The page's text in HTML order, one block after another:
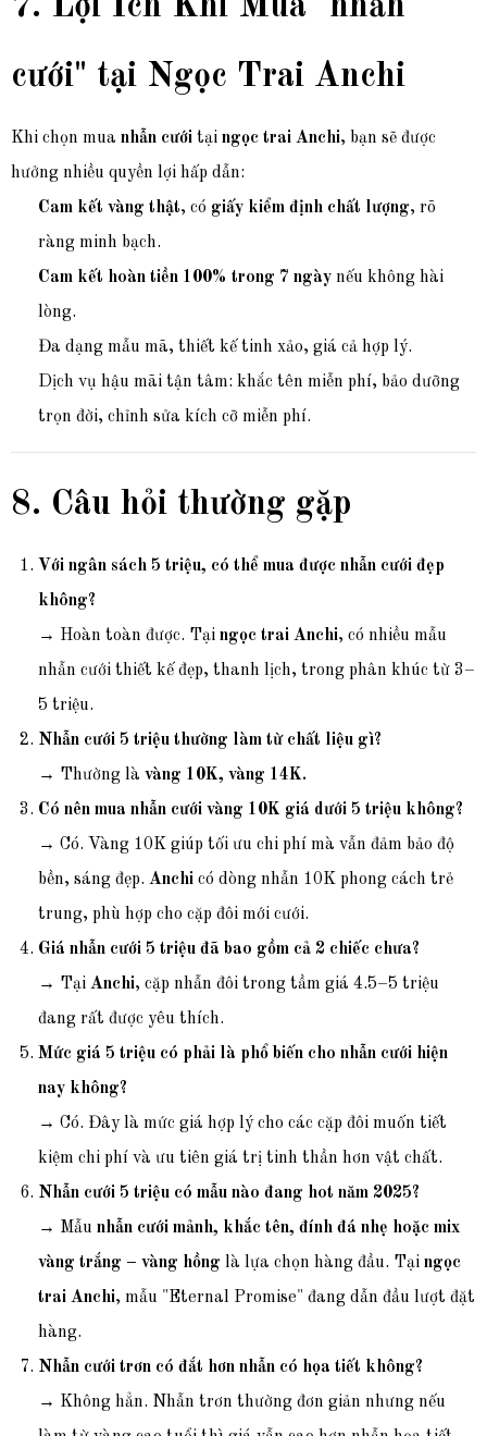
7. Lợi Ích Khi Mua "nhẫn
cưới" tại Ngọc Trai Anchi
Khi chọn mua nhẫn cưới tại ngọc trai Anchi, bạn sẽ được
hưởng nhiều quyền lợi hấp dẫn:
Cam kết vàng thật, có giấy kiểm định chất lượng, rõ
ràng minh bạch.
Cam kết hoàn tiền 100% trong 7 ngày nếu không hài
lòng.
Đa dạng mẫu mã, thiết kế tinh xảo, giá cả hợp lý.
Dịch vụ hậu mãi tận tâm: khắc tên miễn phí, bảo dưỡng
trọn đời, chỉnh sửa kích cỡ miễn phí.
8. Câu hỏi thường gặp
Với ngân sách 5 triệu, có thể mua được nhẫn cưới đẹp
không?
→ Hoàn toàn được. Tại ngọc trai Anchi, có nhiều mẫu
nhẫn cưới thiết kế đẹp, thanh lịch, trong phân khúc từ 3–
5 triệu.
Nhẫn cưới 5 triệu thường làm từ chất liệu gì?
→ Thường là vàng 10K, vàng 14K.
Có nên mua nhẫn cưới vàng 10K giá dưới 5 triệu không?
→ Có. Vàng 10K giúp tối ưu chi phí mà vẫn đảm bảo độ
bền, sáng đẹp. Anchi có dòng nhẫn 10K phong cách trẻ
trung, phù hợp cho cặp đôi mới cưới.
Giá nhẫn cưới 5 triệu đã bao gồm cả 2 chiếc chưa?
→ Tại Anchi, cặp nhẫn đôi trong tầm giá 4.5–5 triệu
đang rất được yêu thích.
Mức giá 5 triệu có phải là phổ biến cho nhẫn cưới hiện
nay không?
→ Có. Đây là mức giá hợp lý cho các cặp đôi muốn tiết
kiệm chi phí và ưu tiên giá trị tinh thần hơn vật chất.
Nhẫn cưới 5 triệu có mẫu nào đang hot năm 2025?
→ Mẫu nhẫn cưới mảnh, khắc tên, đính đá nhẹ hoặc mix
vàng trắng – vàng hồng là lựa chọn hàng đầu. Tại ngọc
trai Anchi, mẫu "Eternal Promise" đang dẫn đầu lượt đặt
hàng.
Nhẫn cưới trơn có đắt hơn nhẫn có họa tiết không?
→ Không hẳn. Nhẫn trơn thường đơn giản nhưng nếu